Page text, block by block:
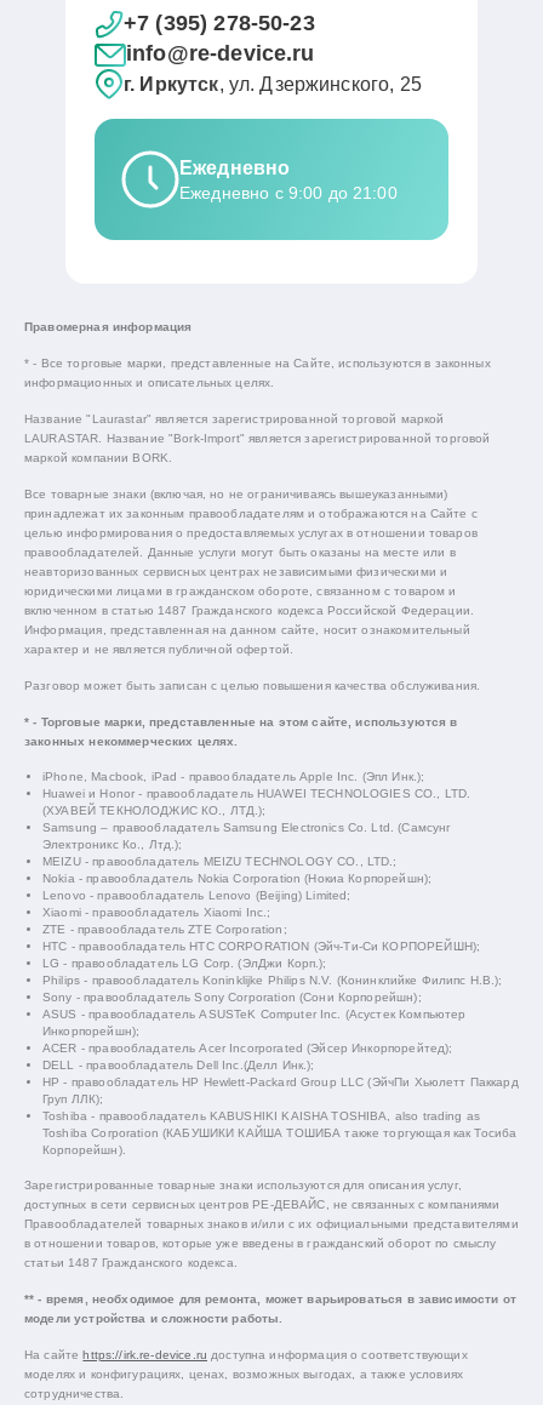
+7 (395) 278-50-23
info@re-device.ru
г. Иркутск, ул. Дзержинского, 25
Ежедневно
Ежедневно с 9:00 до 21:00
Правомерная информация
* - Все торговые марки, представленные на Сайте, используются в законных
информационных и описательных целях.
Название "Laurastar" является зарегистрированной торговой маркой
LAURASTAR. Название "Bork-Import" является зарегистрированной торговой
маркой компании BORK.
Все товарные знаки (включая, но не ограничиваясь вышеуказанными)
принадлежат их законным правообладателям и отображаются на Сайте с
целью информирования о предоставляемых услугах в отношении товаров
правообладателей. Данные услуги могут быть оказаны на месте или в
неавторизованных сервисных центрах независимыми физическими и
юридическими лицами в гражданском обороте, связанном с товаром и
включенном в статью 1487 Гражданского кодекса Российской Федерации.
Информация, представленная на данном сайте, носит ознакомительный
характер и не является публичной офертой.
Разговор может быть записан с целью повышения качества обслуживания.
* - Торговые марки, представленные на этом сайте, используются в
законных некоммерческих целях.
iPhone, Macbook, iPad - правообладатель Apple Inc. (Эпл Инк.);
Huawei и Honor - правообладатель HUAWEI TECHNOLOGIES CO., LTD.
(ХУАВЕЙ ТЕКНОЛОДЖИС КО., ЛТД.);
Samsung – правообладатель Samsung Electronics Co. Ltd. (Самсунг
Электроникс Ко., Лтд.);
MEIZU - правообладатель MEIZU TECHNOLOGY CO., LTD.;
Nokia - правообладатель Nokia Corporation (Нокиа Корпорейшн);
Lenovo - правообладатель Lenovo (Beijing) Limited;
Xiaomi - правообладатель Xiaomi Inc.;
ZTE - правообладатель ZTE Corporation;
HTC - правообладатель HTC CORPORATION (Эйч-Ти-Си КОРПОРЕЙШН);
LG - правообладатель LG Corp. (ЭлДжи Корп.);
Philips - правообладатель Koninklijke Philips N.V. (Конинклийке Филипс Н.В.);
Sony - правообладатель Sony Corporation (Сони Корпорейшн);
ASUS - правообладатель ASUSTeK Computer Inc. (Асустек Компьютер
Инкорпорейшн);
ACER - правообладатель Acer Incorporated (Эйсер Инкорпорейтед);
DELL - правообладатель Dell Inc.(Делл Инк.);
HP - правообладатель HP Hewlett-Packard Group LLC (ЭйчПи Хьюлетт Паккард
Груп ЛЛК);
Toshiba - правообладатель KABUSHIKI KAISHA TOSHIBA, also trading as
Toshiba Corporation (КАБУШИКИ КАЙША ТОШИБА также торгующая как Тосиба
Корпорейшн).
Зарегистрированные товарные знаки используются для описания услуг,
доступных в сети сервисных центров РЕ-ДЕВАЙС, не связанных с компаниями
Правообладателей товарных знаков и/или с их официальными представителями
в отношении товаров, которые уже введены в гражданский оборот по смыслу
статьи 1487 Гражданского кодекса.
** - время, необходимое для ремонта, может варьироваться в зависимости от
модели устройства и сложности работы.
На сайтеhttps://irk.re-device.ru доступна информация о соответствующих
моделях и конфигурациях, ценах, возможных выгодах, а также условиях
сотрудничества.